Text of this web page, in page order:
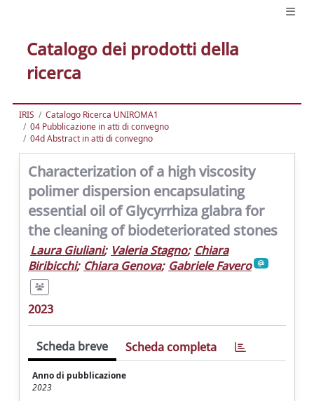
Catalogo dei prodotti della
ricerca
IRIS
Catalogo Ricerca UNIROMA1
04 Pubblicazione in atti di convegno
04d Abstract in atti di convegno
Characterization of a high viscosity
polimer dispersion encapsulating
essential oil of Glycyrrhiza glabra for
the cleaning of biodeteriorated stones
Laura Giuliani; Valeria Stagno; Chiara
Biribicchi; Chiara Genova; Gabriele Favero
2023
Scheda breve Scheda completa
Anno di pubblicazione
2023